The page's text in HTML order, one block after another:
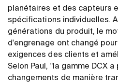
planétaires et des capteurs
spécifications individuelles.
générations du produit, le
d'engrenage ont changé
exigences des clients et
Selon Paul, "la gamme DCX
changements de manière